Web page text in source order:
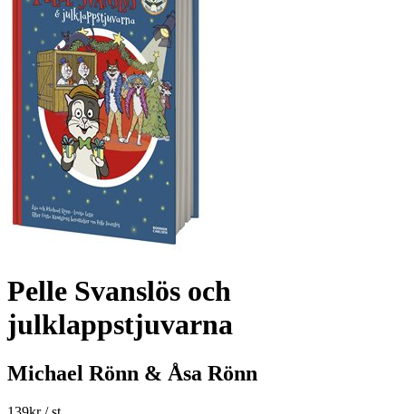
Pelle Svanslös och
julklappstjuvarna
Michael Rönn & Åsa Rönn